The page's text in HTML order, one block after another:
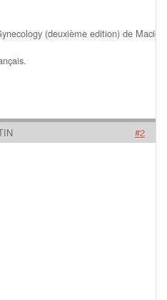
(deuxième edition) de
#2